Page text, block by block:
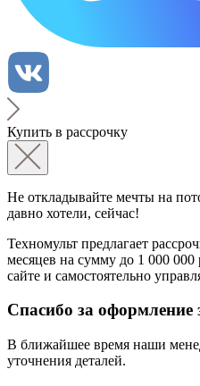
Купить в рассрочку
Не откладывайте мечты на
давно хотели, сейчас!
Техномульт предлагает
месяцев на сумму до 1 000
сайте и самостоятельно
Спасибо за оформление
В ближайшее время наши
уточнения деталей.